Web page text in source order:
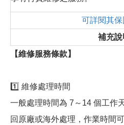
可詳閱其保
補充說
【維修服務條款】
1️⃣ 維修處理時間
一般處理時間為 7～14 個工作
回原廠或海外處理，作業時間